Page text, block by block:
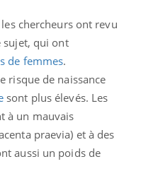
chercheurs ont revu
sujet, qui ont
de femmes.
risque de naissance
sont plus élevés. Les
à un mauvais
praevia) et à des
aussi un poids de